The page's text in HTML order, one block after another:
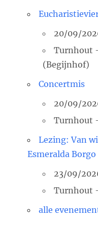
20/09/
Turnhout
(Begijnhof)
Concertmis
20/09/
Turnhout
Lezing: Van
Esmeralda Borgo
23/09/
Turnhout
alle